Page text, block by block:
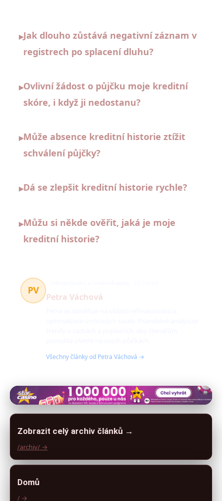
▸Jak dlouho zůstává negativní záznam v
registrech po splacení dluhu?
▸Ovlivní žádost o půjčku moje kreditní
skóre, i když ji nedostanu?
▸Může absence kreditní historie ztížit
schválení půjčky?
▸Dá se zlepšit kreditní historie rychle?
▸Můžu si někde ověřit, jaká je moje
kreditní historie?
PV
Petra Váchová
Všechny články od Petra Váchová →
Zobrazit celý archiv článků →
/archiv/ →
Domů
/ →